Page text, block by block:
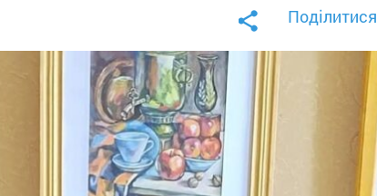
Поділитися